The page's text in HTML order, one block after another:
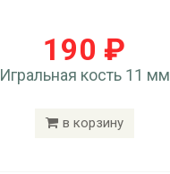
190 ₽
Игральная кость 11 мм
в корзину